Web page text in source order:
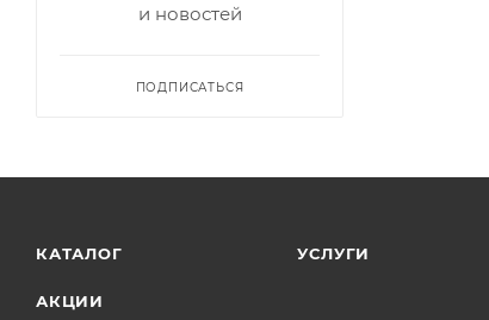
и новостей
ПОДПИСАТЬСЯ
КАТАЛОГ
АКЦИИ
УСЛУГИ